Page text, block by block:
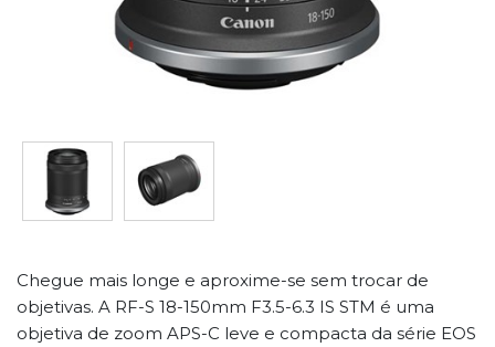
Chegue mais longe e aproxime-se sem trocar de
objetivas. A RF-S 18-150mm F3.5-6.3 IS STM é uma
objetiva de zoom APS-C leve e compacta da série EOS